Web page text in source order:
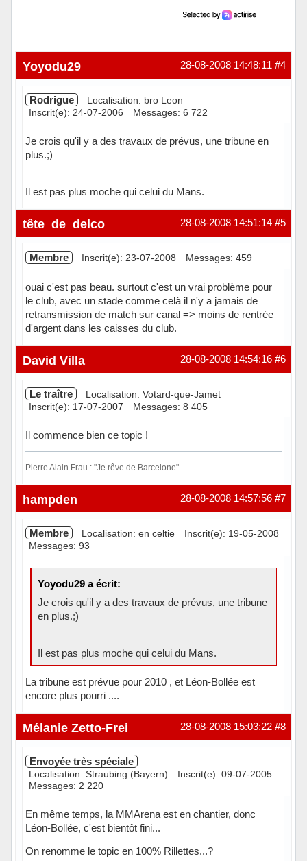
#4
28-08-2008 14:48:11
Yoyodu29
Rodrigue
Localisation: bro Leon
Inscrit(e): 24-07-2006
Messages: 6 722
Je crois qu'il y a des travaux de prévus, une tribune en
plus.;)
Il est pas plus moche qui celui du Mans.
Hors ligne #5
28-08-2008 14:51:14
tête_de_delco
Membre Inscrit(e): 23-07-2008 Messages: 459
ouai c'est pas beau. surtout c'est un vrai problème pour
le club, avec un stade comme celà il n'y a jamais de
retransmission de match sur canal => moins de rentrée
d'argent dans les caisses du club.
Hors ligne #6
28-08-2008 14:54:16
David Villa
Le traître
Localisation: Votard-que-Jamet
Inscrit(e): 17-07-2007
Messages: 8 405
Il commence bien ce topic !
Pierre Alain Frau : "Je rêve de Barcelone"
Hors ligne #7
28-08-2008 14:57:56
hampden
Membre Localisation: en celtie
Inscrit(e): 19-05-2008
Messages: 93
Yoyodu29 a écrit:
Je crois qu'il y a des travaux de prévus, une tribune
en plus.;)
Il est pas plus moche qui celui du Mans.
La tribune est prévue pour 2010 , et Léon-Bollée est
encore plus pourri ....
Hors ligne #8
28-08-2008 15:03:22
Mélanie Zetto-Frei
Envoyée très spéciale
Localisation: Straubing (Bayern)
Inscrit(e): 09-07-2005
Messages: 2 220
En même temps, la MMArena est en chantier, donc
Léon-Bollée, c'est bientôt fini...
On renomme le topic en 100% Rillettes...?